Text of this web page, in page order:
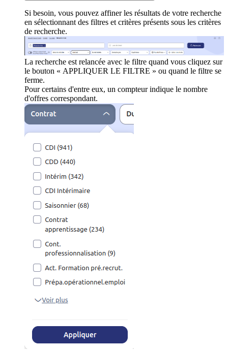
Si besoin, vous pouvez affiner les résultats de votre recherche
en sélectionnant des filtres et critères présents sous les critères
de recherche.
La recherche est relancée avec le filtre quand vous cliquez sur
le bouton « APPLIQUER LE FILTRE » ou quand le filtre se
ferme.
Pour certains d'entre eux, un compteur indique le nombre
d'offres correspondant.